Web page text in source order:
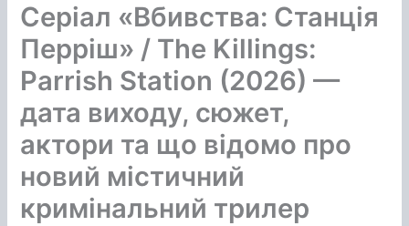
Серіал «Вбивства: Станція
Перріш» / The Killings:
Parrish Station (2026) —
дата виходу, сюжет,
актори та що відомо про
новий містичний
кримінальний трилер